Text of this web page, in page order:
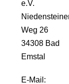
e.V.
Weg 26
34308 Bad
Emstal
E-Mail: